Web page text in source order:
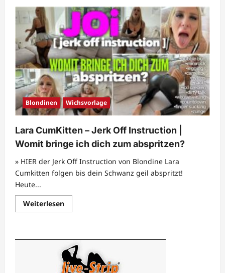
Spritz
auf
mein
Arsch
|
Deutsche
Wichsanleitung
von
Julia
May
Blondinen Wichsvorlage
Lara CumKitten – Jerk Off Instruction |
Womit bringe ich dich zum abspritzen?
» HIER der Jerk Off Instruction von Blondine Lara
Cumkitten folgen bis dein Schwanz geil abspritzt!
Heute...
WeiterlesenMehr
Informationen
–
Jerk
Off
Instruction
|